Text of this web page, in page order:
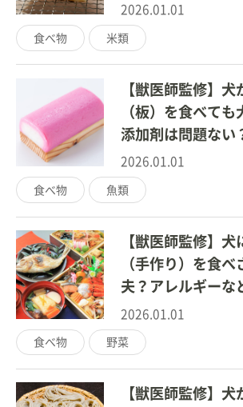
2026.01.01
食べ物 米類
【獣医師監修】犬
（板）を食べて
添加剤は問題ない
2026.01.01
食べ物 魚類
【獣医師監修】犬
（手作り）を食
夫？アレルギーな
2026.01.01
食べ物 野菜
【獣医師監修】犬